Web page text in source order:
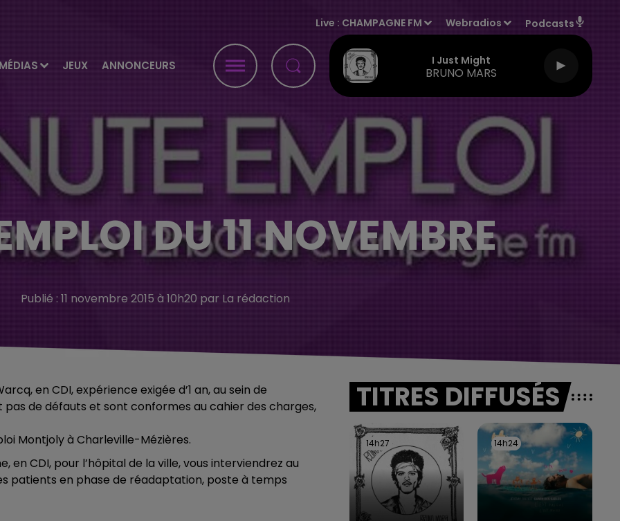
MÉDIAS JEUX ANNONCEURS
Live : CHAMPAGNE FM Webradios Podcasts
Dracula
TAME IMPALA & JENNIE
DU 11 NOVEMBRE
Publié : 11 novembre 2015 à 10h20 par La rédaction
en CDI, expérience exigée d’1 an, au sein de
pas de défauts et sont conformes au cahier des charges,
Montjoly à Charleville-Mézières.
en CDI, pour l’hôpital de la ville, vous interviendrez au
patients en phase de réadaptation, poste à temps
TITRES DIFFUSÉS
14h27
14h27 14h24
14h24